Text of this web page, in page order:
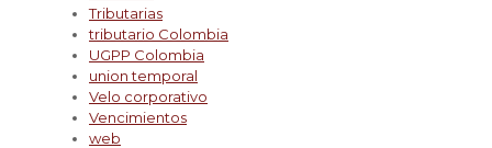
Tributarias
tributario Colombia
UGPP Colombia
union temporal
Velo corporativo
Vencimientos
web